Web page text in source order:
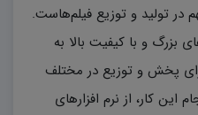
در تولید و توزیع فیلم‌هاست.
بزرگ و با کیفیت بالا به
پخش و توزیع در مختلف
کار، از نرم افزارهای